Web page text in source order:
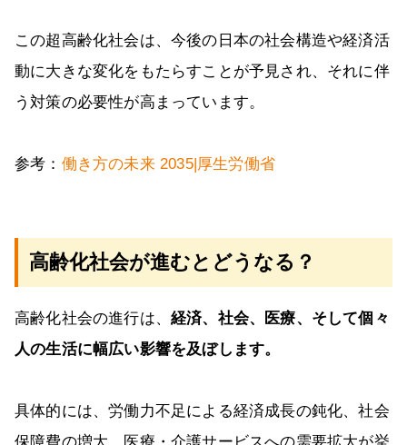
この超高齢化社会は、今後の日本の社会構造や経済活
動に大きな変化をもたらすことが予見され、それに伴
う対策の必要性が高まっています。
参考： 働き方の未来 2035|厚生労働省
高齢化社会が進むとどうなる？
高齢化社会の進行は、 経済、社会、医療、そして個々
人の生活に幅広い影響を及ぼします。
具体的には、労働力不足による経済成長の鈍化、社会
保障費の増大、医療・介護サービスへの需要拡大が挙